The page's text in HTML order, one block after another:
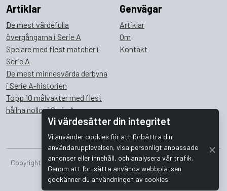
Vi värdesätter din integritet
Vi använder cookies för att förbättra din
användarupplevelsen, visa personligt anpassade
annonser eller innehåll, och analysera vår trafik.
Genom att fortsätta använda webbplatsen
godkänner du användningen av cookies.
Artiklar
De mest värdefulla
övergångarna i Serie A
Spelare med flest matcher i
Serie A
De mest minnesvärda derbyna
i Serie A-historien
Topp 10 målvakter med flest
hållna nollor i Serie A
Genvägar
Artiklar
Om
Kontakt
Copyright © 2026 Bombus Interactive i Sverige AB. Alla rättigheter
förbehållna.